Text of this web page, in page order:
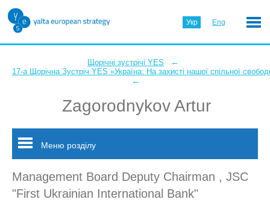
Укр Eng
Щорічні зустрічі YES ←
17-а Щорічна Зустріч YES «Україна: На захисті нашої спільної
←
Zagorodnykov Artur
Меню розділу
Management Board Deputy Chairman , JSC
"First Ukrainian International Bank"